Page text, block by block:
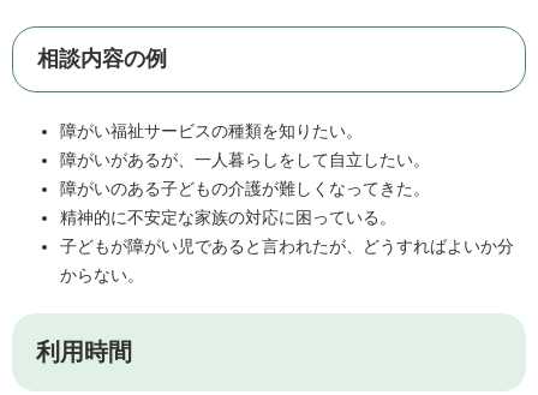
相談内容の例
障がい福祉サービスの種類を知りたい。
障がいがあるが、一人暮らしをして自立したい。
障がいのある子どもの介護が難しくなってきた。
精神的に不安定な家族の対応に困っている。
子どもが障がい児であると言われたが、どうすればよいか分
からない。
利用時間